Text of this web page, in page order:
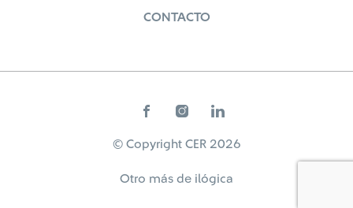
CONTACTO
© Copyright CER 2026
Otro más de ilógica